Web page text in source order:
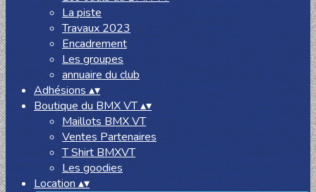
La piste
Travaux 2023
Encadrement
Les groupes
annuaire du club
Adhésions▴▾
Boutique du BMX VT▴▾
Maillots BMX VT
Ventes Partenaires
T Shirt BMXVT
Les goodies
Location▴▾